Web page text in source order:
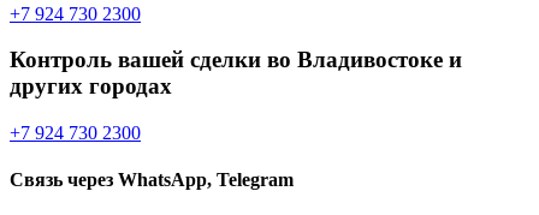
+7 924 730 2300
Контроль вашей сделки во Владивостоке и
других городах
+7 924 730 2300
Связь через WhatsApp, Telegram